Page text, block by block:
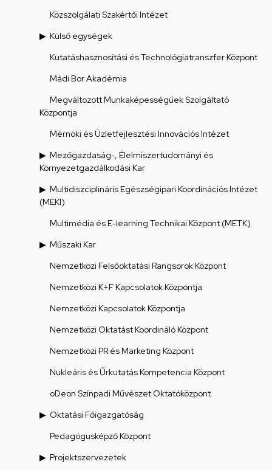
Közszolgálati Szakértői Intézet
Külső egységek
Kutatáshasznosítási és Technológiatranszfer Központ
Mádi Bor Akadémia
Megváltozott Munkaképességűek Szolgáltató
Központja
Mérnöki és Üzletfejlesztési Innovációs Intézet
Mezőgazdaság-, Élelmiszertudományi és
Környezetgazdálkodási Kar
Multidiszciplináris Egészségipari Koordinációs Intézet
(MEKI)
Multimédia és E-learning Technikai Központ (METK)
Műszaki Kar
Nemzetközi Felsőoktatási Rangsorok Központ
Nemzetközi K+F Kapcsolatok Központja
Nemzetközi Kapcsolatok Központja
Nemzetközi Oktatást Koordináló Központ
Nemzetközi PR és Marketing Központ
Nukleáris és Űrkutatás Kompetencia Központ
oDeon Színpadi Művészet Oktatóközpont
Oktatási Főigazgatóság
Pedagógusképző Központ
Projektszervezetek